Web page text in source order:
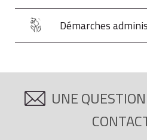
Démarches
UNE